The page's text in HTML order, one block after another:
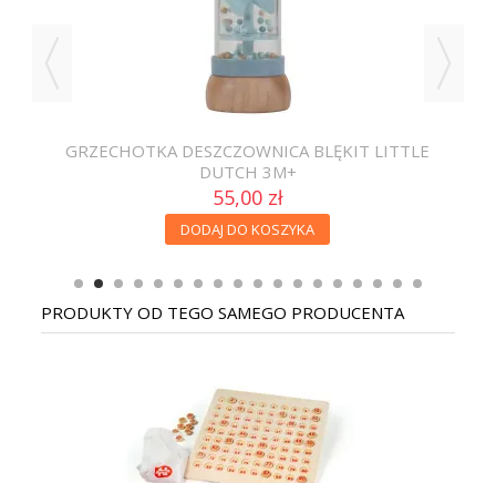
GRZECHOTKA DESZCZOWNICA BLĘKIT LITTLE
DUTCH 3M+
55,00 zł
DODAJ DO KOSZYKA
PRODUKTY OD TEGO SAMEGO PRODUCENTA